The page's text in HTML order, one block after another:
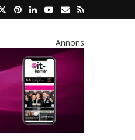
Annons